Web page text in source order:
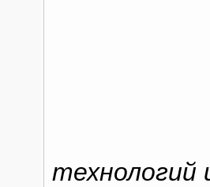
технологий